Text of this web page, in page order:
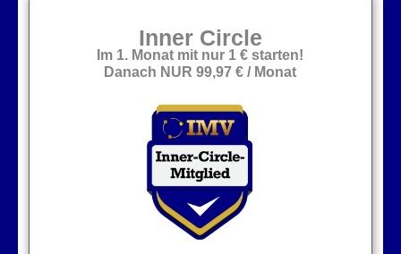
Inner Circle
Im 1. Monat mit nur 1 € starten!
Danach NUR 99,97 € / Monat